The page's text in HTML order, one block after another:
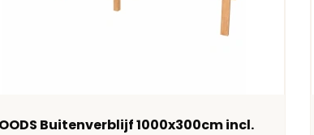
Buitenverblijf 1000x300cm incl.